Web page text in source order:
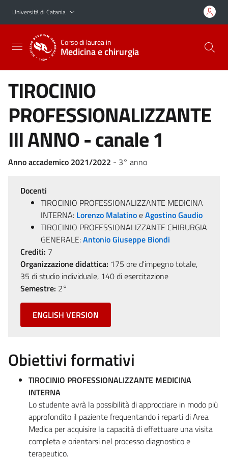
Vai al contenuto principale
Vai al menu di navigazione
Università di Catania
Corso di laurea in
Medicina e chirurgia
TIROCINIO
PROFESSIONALIZZANTE
III ANNO - canale 1
Anno accademico 2021/2022 - 3° anno
Docenti
TIROCINIO PROFESSIONALIZZANTE MEDICINA
INTERNA: Lorenzo MalatinoeAgostino Gaudio
TIROCINIO PROFESSIONALIZZANTE CHIRURGIA
GENERALE:Antonio Giuseppe Biondi
Crediti: 7
Organizzazione didattica: 175 ore d'impegno totale,
35 di studio individuale, 140 di esercitazione
Semestre: 2°
ENGLISH VERSION
Obiettivi formativi
TIROCINIO PROFESSIONALIZZANTE MEDICINA
INTERNA
Lo studente avrà la possibilità di approcciare in modo più
approfondito il paziente frequentando i reparti di Area
Medica per acquisire la capacità di effettuare una visita
completa e orientarsi nel processo diagnostico e
terapeutico.